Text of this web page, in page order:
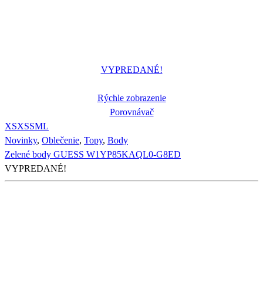
VYPREDANÉ!
Rýchle zobrazenie
Porovnávač
XSXSSML
Novinky, Oblečenie, Topy, Body
Zelené body GUESS W1YP85KAQL0-G8ED
VYPREDANÉ!